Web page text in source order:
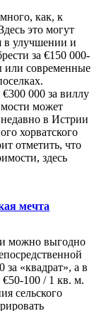
как, к
это могут
в улучшении и
за €150 000-
или современные
000 за виллу
может
в Истрии
хорватского
отметить, что
здесь
мечта
можно выгодно
за «квадрат», а в
€50-100 / 1 кв. м.
сельского